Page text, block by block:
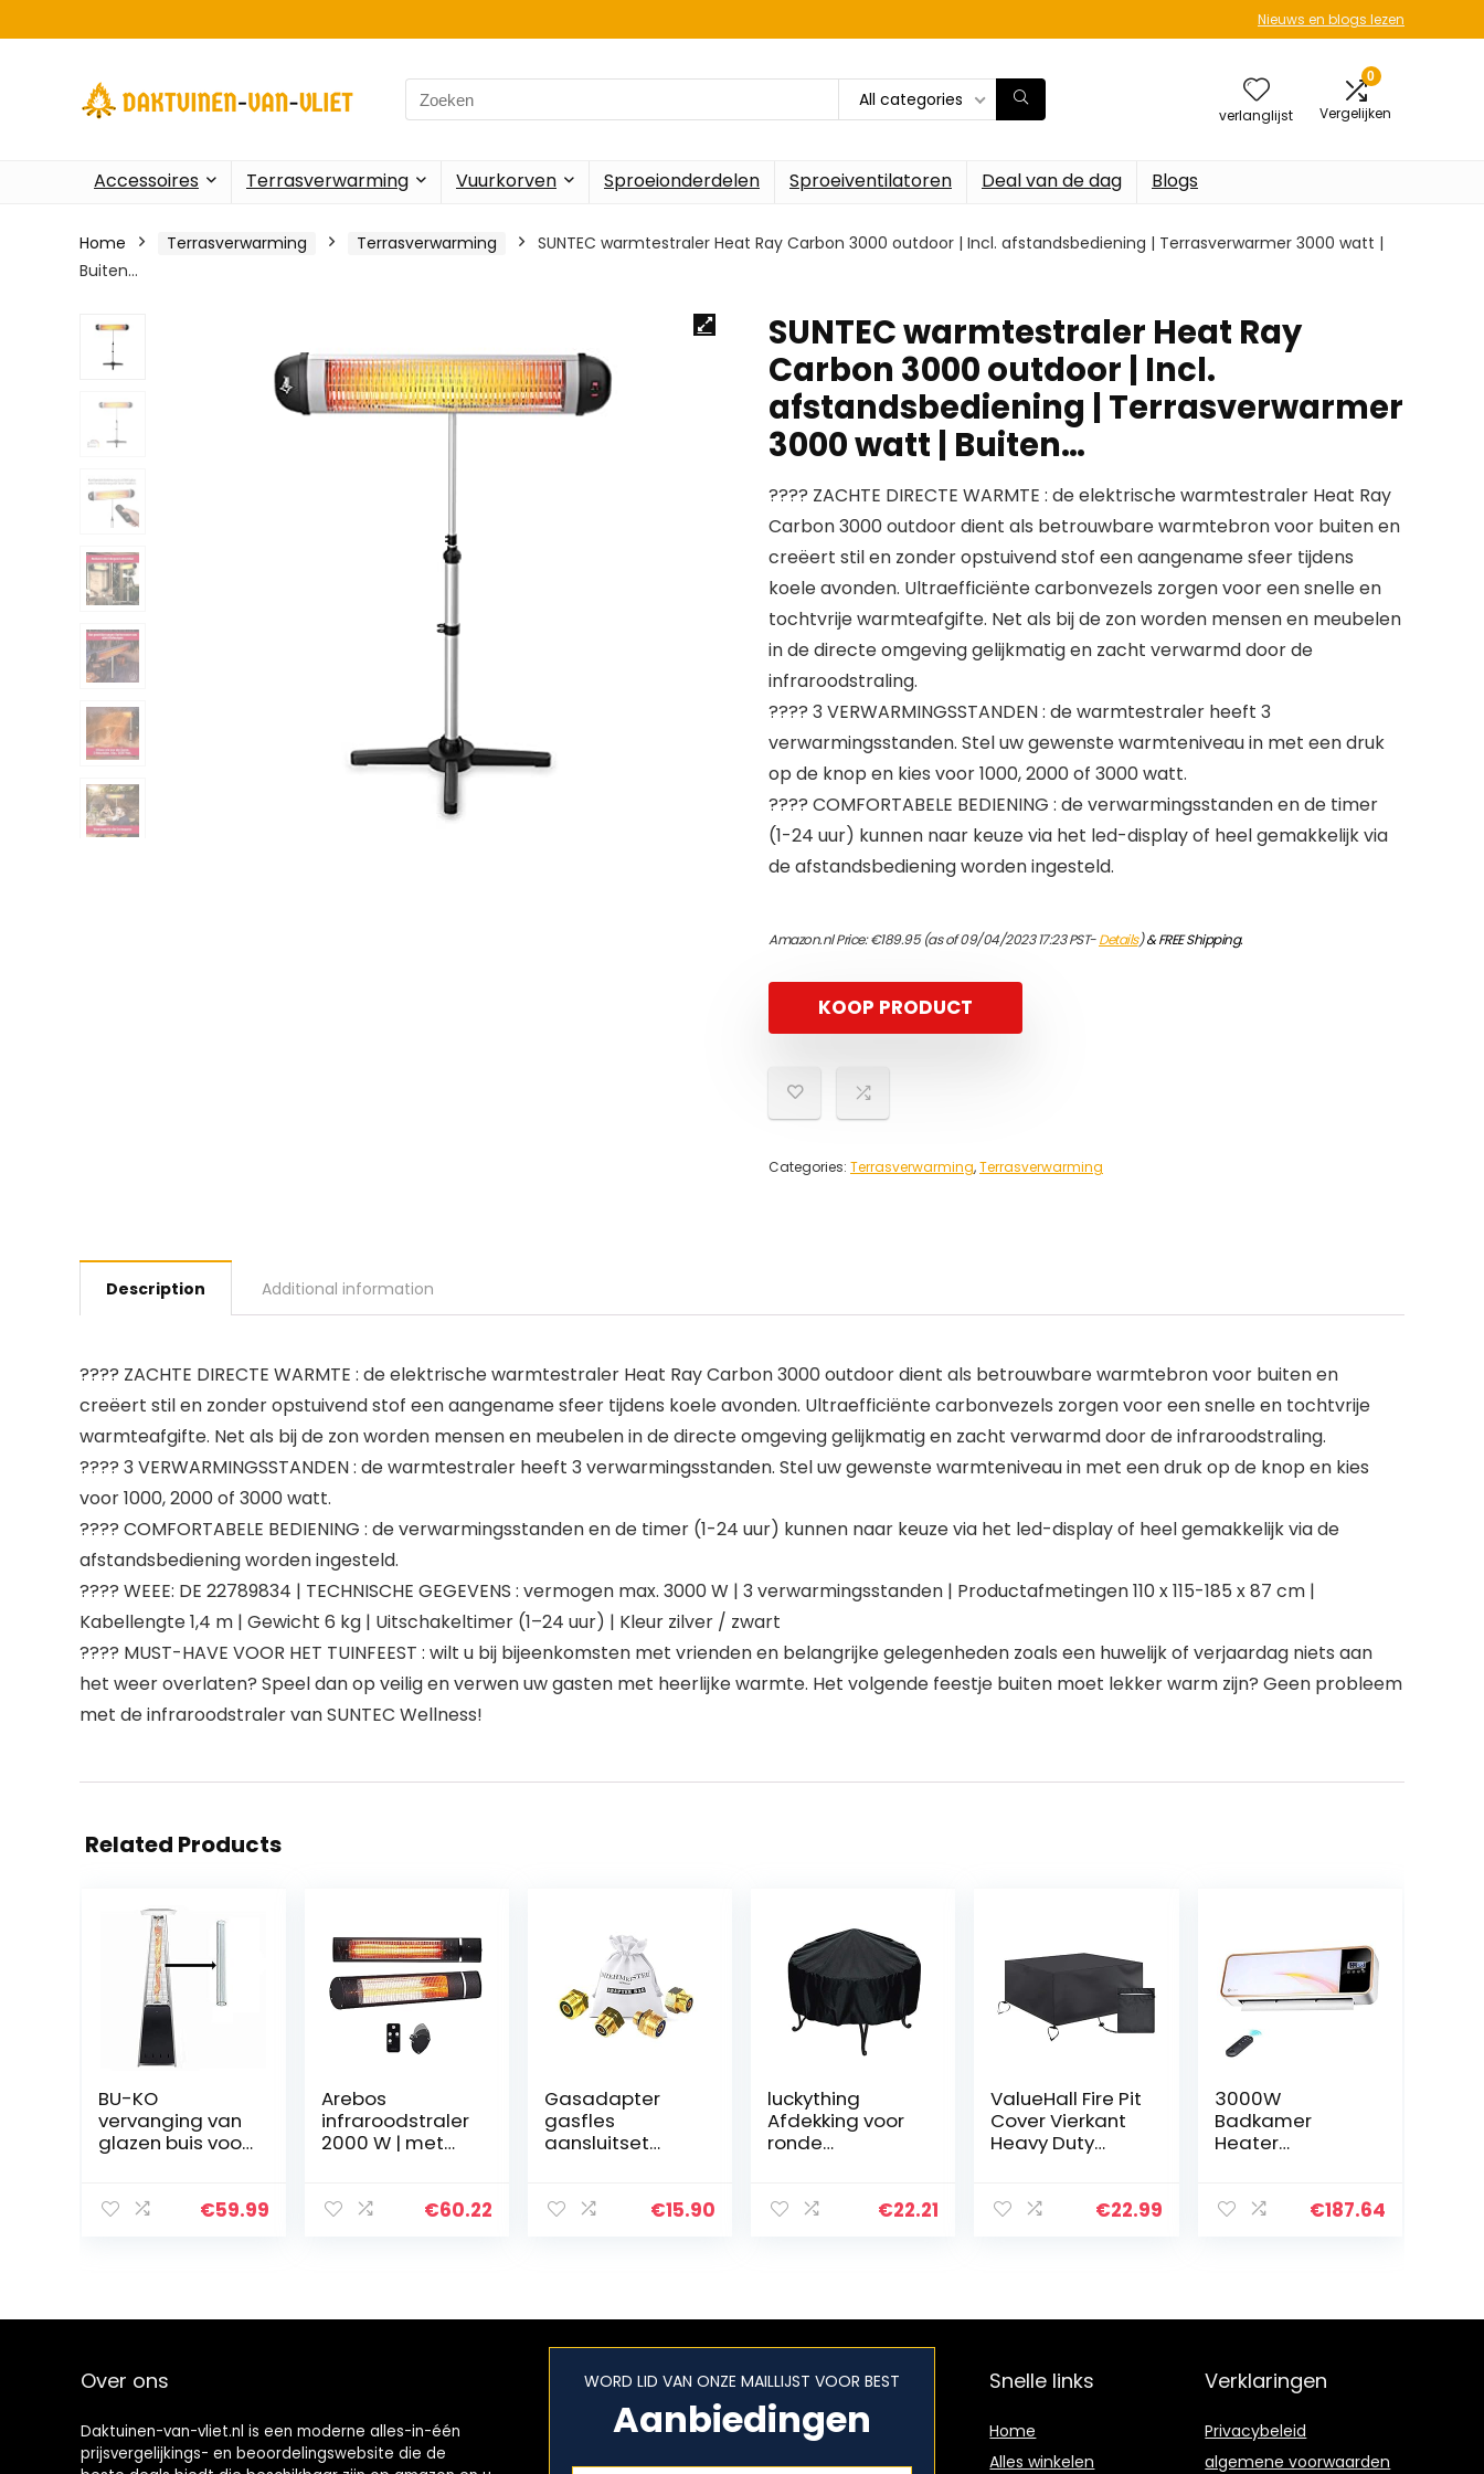
Nieuws en blogs lezen
Search
for:
All categories
verlanglijst
0
Vergelijken
Accessoires Terrasverwarming Vuurkorven Sproeionderdelen Sproeiventilatoren Deal van de dag Blogs
Home Terrasverwarming Terrasverwarming
SUNTEC warmtestraler Heat Ray Carbon 3000 outdoor | Incl. afstandsbediening | Terrasverwarmer 3000 watt |
Buiten…
SUNTEC warmtestraler Heat Ray
Carbon 3000 outdoor | Incl.
afstandsbediening | Terrasverwarmer
3000 watt | Buiten…
???? ZACHTE DIRECTE WARMTE : de elektrische warmtestraler Heat Ray
Carbon 3000 outdoor dient als betrouwbare warmtebron voor buiten en
creëert stil en zonder opstuivend stof een aangename sfeer tijdens
koele avonden. Ultraefficiënte carbonvezels zorgen voor een snelle en
tochtvrije warmteafgifte. Net als bij de zon worden mensen en meubelen
in de directe omgeving gelijkmatig en zacht verwarmd door de
infraroodstraling.
???? 3 VERWARMINGSSTANDEN : de warmtestraler heeft 3
verwarmingsstanden. Stel uw gewenste warmteniveau in met een druk
op de knop en kies voor 1000, 2000 of 3000 watt.
???? COMFORTABELE BEDIENING : de verwarmingsstanden en de timer
(1-24 uur) kunnen naar keuze via het led-display of heel gemakkelijk via
de afstandsbediening worden ingesteld.
Amazon.nl Price:€189.95(as of 09/04/2023 17:23 PST-Details)&FREE Shipping.
KOOP PRODUCT
Categories: Terrasverwarming,Terrasverwarming
Description Additional information
???? ZACHTE DIRECTE WARMTE : de elektrische warmtestraler Heat Ray Carbon 3000 outdoor dient als betrouwbare warmtebron voor buiten en
creëert stil en zonder opstuivend stof een aangename sfeer tijdens koele avonden. Ultraefficiënte carbonvezels zorgen voor een snelle en tochtvrije
warmteafgifte. Net als bij de zon worden mensen en meubelen in de directe omgeving gelijkmatig en zacht verwarmd door de infraroodstraling.
???? 3 VERWARMINGSSTANDEN : de warmtestraler heeft 3 verwarmingsstanden. Stel uw gewenste warmteniveau in met een druk op de knop en kies
voor 1000, 2000 of 3000 watt.
???? COMFORTABELE BEDIENING : de verwarmingsstanden en de timer (1-24 uur) kunnen naar keuze via het led-display of heel gemakkelijk via de
afstandsbediening worden ingesteld.
???? WEEE: DE 22789834 | TECHNISCHE GEGEVENS : vermogen max. 3000 W | 3 verwarmingsstanden | Productafmetingen 110 x 115-185 x 87 cm |
Kabellengte 1,4 m | Gewicht 6 kg | Uitschakeltimer (1–24 uur) | Kleur zilver / zwart
???? MUST-HAVE VOOR HET TUINFEEST : wilt u bij bijeenkomsten met vrienden en belangrijke gelegenheden zoals een huwelijk of verjaardag niets aan
het weer overlaten? Speel dan op veilig en verwen uw gasten met heerlijke warmte. Het volgende feestje buiten moet lekker warm zijn? Geen probleem
met de infraroodstraler van SUNTEC Wellness!
Related Products
BU-KO
vervanging van
glazen buis voor
€59.99
Arebos
infraroodstraler
2000 W | met
verwarmingssta
mer…
€60.22
Gasadapter
gasfles
aansluitset
aansluiting van
€15.90
luckything
Afdekking voor
ronde
voor vuurschaal,
€22.21
ValueHall Fire Pit
Cover Vierkant
Heavy Duty
Terrasmeubelho
€22.99
3000W
Badkamer
Heater
Kachel
Kachel Met…
€187.64
Over ons
Daktuinen-van-vliet.nl is een moderne alles-in-één
prijsvergelijkings- en beoordelingswebsite die de
WORD LID VAN ONZE MAILLIJST VOOR BEST
Aanbiedingen
Snelle links
Home
Alles winkelen
Verklaringen
Privacybeleid
algemene voorwaarden